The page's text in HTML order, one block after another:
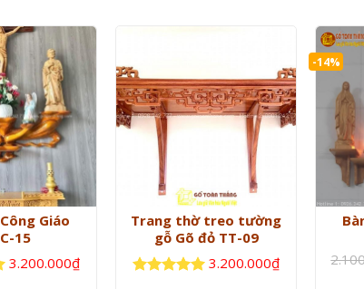
Giáo
15
3.200.000₫
Trang thờ treo tường
gỗ Gõ đỏ TT-09
3.200.000₫
-14%